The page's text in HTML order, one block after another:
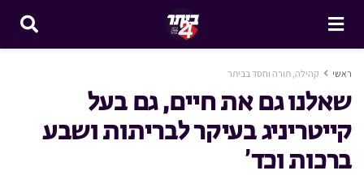
ראשי קהילה, תורה וחסד בביתר
שאלנו גם את חיים, גם בעל
קייטריניג בעיקר לבריתות ושבע
ברכות וכד’